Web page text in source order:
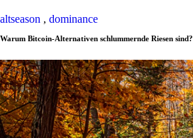
altseason , dominance
Warum Bitcoin-Alternativen schlummernde Riesen sind?